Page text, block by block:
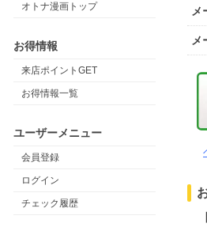
オトナ漫画トップ
お得情報
来店ポイントGET
お得情報一覧
ユーザーメニュー
会員登録
ログイン
チェック履歴
メ
メ